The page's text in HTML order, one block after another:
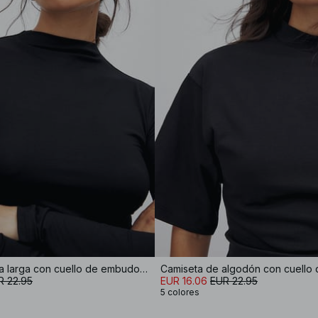
Top de manga larga con cuello de embudo Soft Line
22.95
Camiseta de algodón con cuello
EUR 16.06 EUR 22.95
5 colores